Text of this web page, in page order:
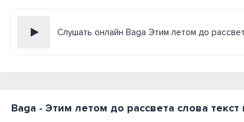
Слушать онлайн Baga Этим летом до
Baga - Этим летом до рассвета слова текст